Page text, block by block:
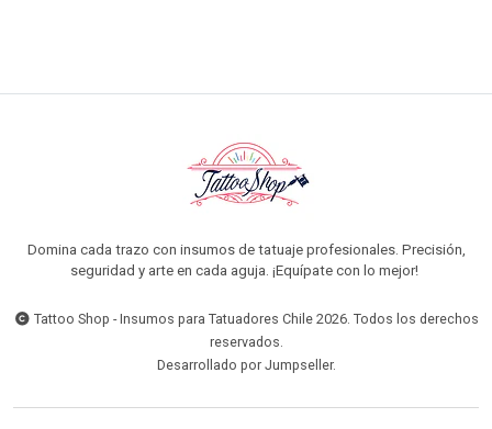
Domina cada trazo con insumos de tatuaje profesionales. Precisión,
seguridad y arte en cada aguja. ¡Equípate con lo mejor!
Tattoo Shop - Insumos para Tatuadores Chile 2026. Todos los derechos
reservados.
Desarrollado por Jumpseller.